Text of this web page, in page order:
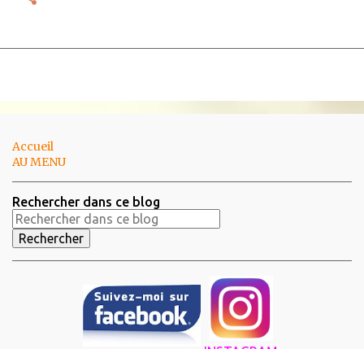
Accueil
AU MENU
Rechercher dans ce blog